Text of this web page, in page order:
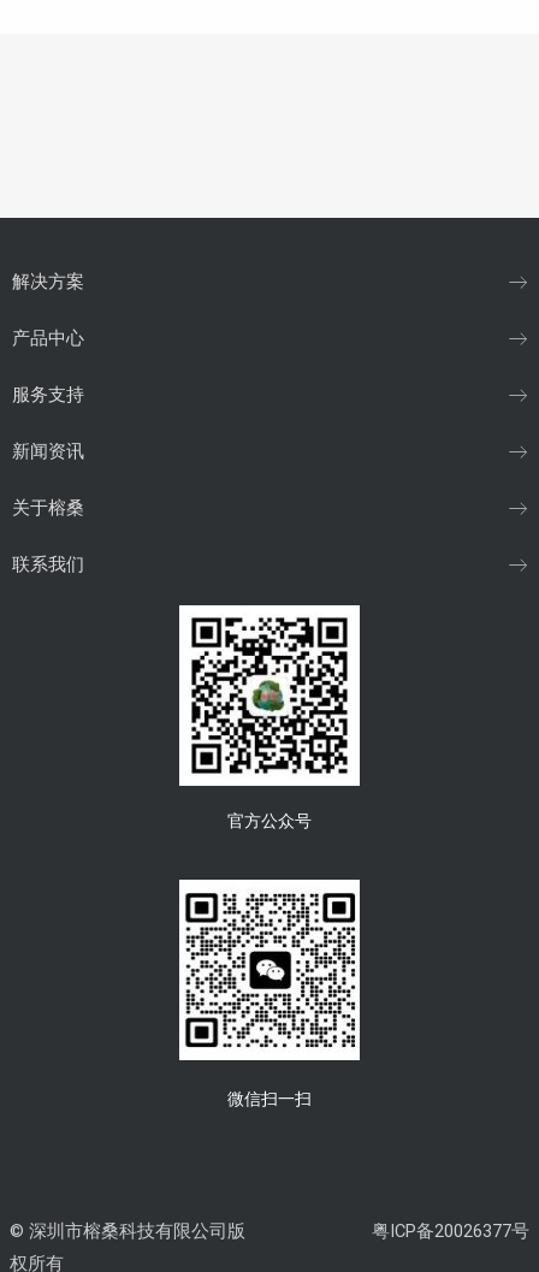
解决方案
产品中心
服务支持
新闻资讯
关于榕桑
联系我们
官方公众号
微信扫一扫
© 深圳市榕桑科技有限公司版
权所有
粤ICP备20026377号